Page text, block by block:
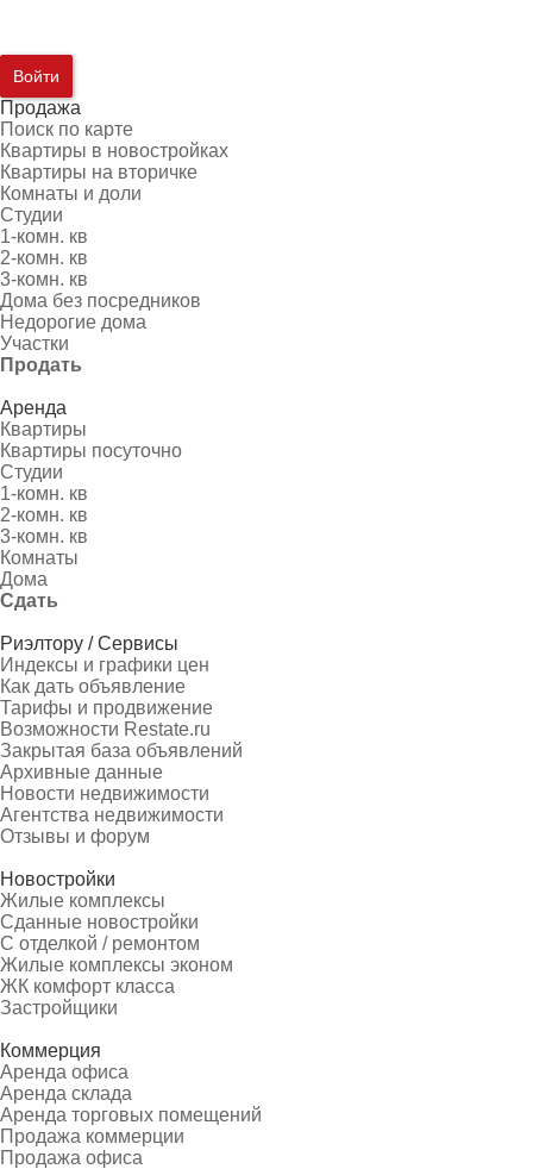
Войти
Продажа
Поиск по карте
Квартиры в новостройках
Квартиры на вторичке
Комнаты и доли
Студии
1-комн. кв
2-комн. кв
3-комн. кв
Дома без посредников
Недорогие дома
Участки
Продать
Аренда
Квартиры
Квартиры посуточно
Студии
1-комн. кв
2-комн. кв
3-комн. кв
Комнаты
Дома
Сдать
Риэлтору / Сервисы
Индексы и графики цен
Как дать объявление
Тарифы и продвижение
Возможности Restate.ru
Закрытая база объявлений
Архивные данные
Новости недвижимости
Агентства недвижимости
Отзывы и форум
Новостройки
Жилые комплексы
Сданные новостройки
С отделкой / ремонтом
Жилые комплексы эконом
ЖК комфорт класса
Застройщики
Коммерция
Аренда офиса
Аренда склада
Аренда торговых помещений
Продажа коммерции
Продажа офиса